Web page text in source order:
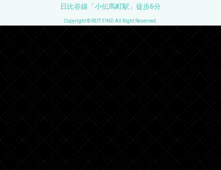
日比谷線「小伝馬町駅」徒歩6分
Copyright © REIT FIND All Right Reserved.